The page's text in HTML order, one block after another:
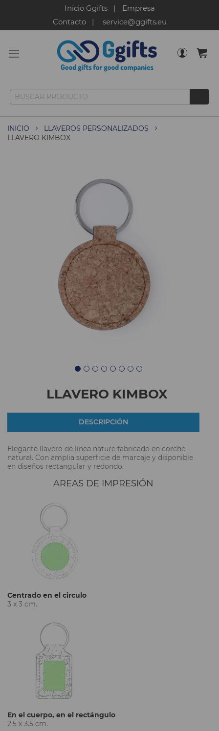
Inicio Ggifts
Empresa
Contacto
service@ggifts.eu
INICIO
LLAVEROS PERSONALIZADOS
LLAVERO KIMBOX
LLAVERO KIMBOX
DESCRIPCIÓN
Elegante llavero de línea nature fabricado en corcho
natural. Con amplia superficie de marcaje y disponible
en diseños rectangular y redondo.
AREAS DE IMPRESIÓN
Centrado en el circulo
3 x 3 cm.
En el cuerpo, en el rectángulo
2.5 x 3.5 cm.